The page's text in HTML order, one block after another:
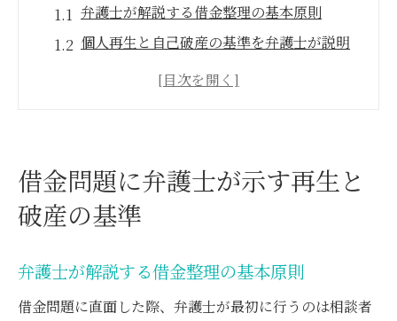
弁護士が解説する借金整理の基本原則
個人再生と自己破産の基準を弁護士が説明
借金に悩む方へ弁護士が示す選択肢
個人再生か自己破産か迷う時の選び方
弁護士が考える個人再生と自己破産の違い
借金の状況別に弁護士が示す適切な判断
弁護士と進める個人再生・自己破産の流れ
借金問題に弁護士が示す再生と
破産の基準
弁護士が解説する借金整理の基本原則
借金問題に直面した際、弁護士が最初に行うのは相談者